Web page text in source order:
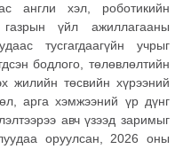
англи хэл, роботикийн
үйл ажиллагааны
тусгагдаагүйн учрыг
бодлого, төлөвлөлтийн
жилийн төсвийн хүрээний
арга хэмжээний үр дүнг
авч үзээд заримыг
оруулсан, 2026 оны